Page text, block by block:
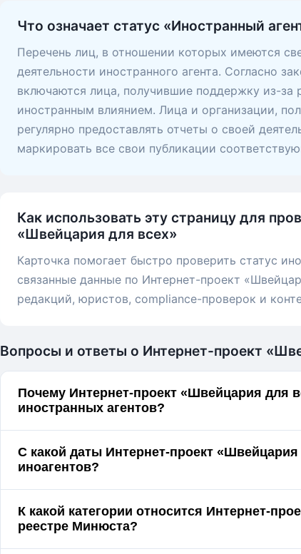
Что означает статус «Иностранный
Перечень лиц, в отношении которых имеются
деятельности иностранного агента. Согласно
включаются лица, получившие поддержку из-
иностранным влиянием. Лица и организации,
регулярно предоставлять отчеты о своей
маркировать все свои публикации
Как использовать эту страницу для
«Швейцария для всех»
Карточка помогает быстро проверить статус
связанные данные по Интернет-проект
редакций, юристов, compliance-проверок и
Вопросы и ответы о Интернет-проект
Почему Интернет-проект «Швейцария для
иностранных агентов?
С какой даты Интернет-проект
иноагентов?
К какой категории относится Интернет-
реестре Минюста?